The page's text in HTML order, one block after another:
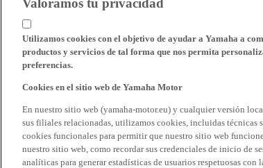
Valoramos tu privacidad
Utilizamos cookies con el objetivo de ayudar a Yamaha a
productos y servicios de tal forma que nos permita
preferencias.
Cookies en el sitio web de Yamaha Motor
En nuestro sitio web (yamaha-motor.eu) y cualquier versión
sus filiales relacionadas, utilizamos cookies, incluidas técnicas
cookies funcionales para permitir que nuestro sitio web
nuestro sitio web, como recordar sus credenciales de inicio de
analíticas para generar estadísticas de usuarios respetuosas